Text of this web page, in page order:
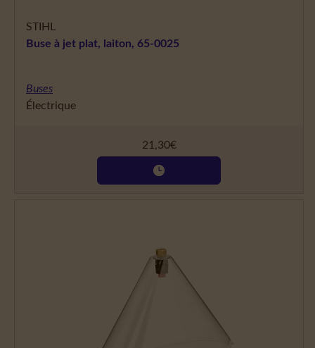
STIHL
Buse à jet plat, laiton, 65-0025
Buses
Électrique
21,30€